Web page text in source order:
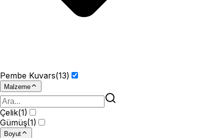
Pembe Kuvars(13)
Malzeme
Çelik(1)
Gümüş(1)
Boyut